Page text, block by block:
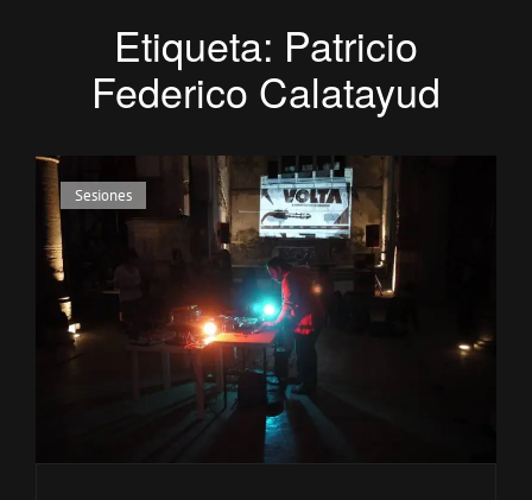
Etiqueta: Patricio
Federico Calatayud
Enlaces
de
categorías
Sesiones